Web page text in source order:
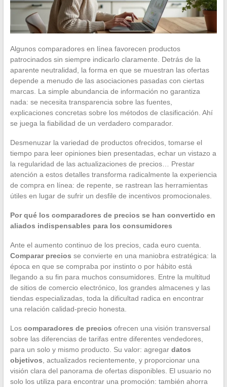
Algunos comparadores en línea favorecen productos
patrocinados sin siempre indicarlo claramente. Detrás de la
aparente neutralidad, la forma en que se muestran las ofertas
depende a menudo de las asociaciones pasadas con ciertas
marcas. La simple abundancia de información no garantiza
nada: se necesita transparencia sobre las fuentes,
explicaciones concretas sobre los métodos de clasificación. Ahí
se juega la fiabilidad de un verdadero comparador.
Desmenuzar la variedad de productos ofrecidos, tomarse el
tiempo para leer opiniones bien presentadas, echar un vistazo a
la regularidad de las actualizaciones de precios… Prestar
atención a estos detalles transforma radicalmente la experiencia
de compra en línea: de repente, se rastrean las herramientas
útiles en lugar de sufrir un desfile de incentivos promocionales.
Por qué los comparadores de precios se han convertido en
aliados indispensables para los consumidores
Ante el aumento continuo de los precios, cada euro cuenta.
Comparar precios se convierte en una maniobra estratégica: la
época en que se compraba por instinto o por hábito está
llegando a su fin para muchos consumidores. Entre la multitud
de sitios de comercio electrónico, los grandes almacenes y las
tiendas especializadas, toda la dificultad radica en encontrar
una relación calidad-precio honesta.
Los comparadores de precios ofrecen una visión transversal
sobre las diferencias de tarifas entre diferentes vendedores,
para un solo y mismo producto. Su valor: agregar datos
objetivos , actualizados recientemente, y proporcionar una
visión clara del panorama de ofertas disponibles. El usuario no
solo los utiliza para encontrar una promoción: también ahorra